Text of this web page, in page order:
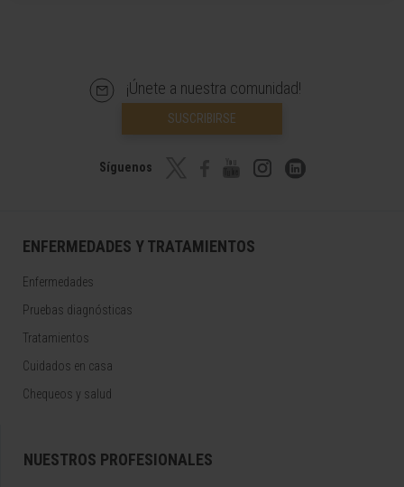
¡Únete a nuestra comunidad!
SUSCRIBIRSE
Síguenos
ENFERMEDADES Y TRATAMIENTOS
Enfermedades
Pruebas diagnósticas
Tratamientos
Cuidados en casa
Chequeos y salud
NUESTROS PROFESIONALES